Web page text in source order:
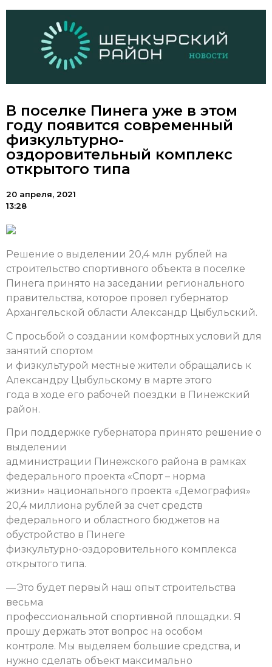
В поселке Пинега уже в этом
году появится современный
физкультурно-
оздоровительный комплекс
открытого типа
20 апреля, 2021
13:28
Решение о выделении 20,4 млн рублей на
строительство спортивного объекта в поселке
Пинега принято на заседании регионального
правительства, которое провел губернатор
Архангельской области Александр Цыбульский.
С просьбой о создании комфортных условий для
занятий спортом
и физкультурой местные жители обращались к
Александру Цыбульскому в марте этого
года в ходе его рабочей поездки в Пинежский
район.
При поддержке губернатора принято решение о
выделении
администрации Пинежского района в рамках
федерального проекта «Спорт – норма
жизни» национального проекта «Демография»
20,4 миллиона рублей за счет средств
федерального и областного бюджетов на
обустройство в Пинеге
физкультурно-оздоровительного комплекса
открытого типа.
— Это будет первый наш опыт строительства
весьма
профессиональной спортивной площадки. Я
прошу держать этот вопрос на особом
контроле. Мы выделяем большие средства, и
нужно сделать объект максимально